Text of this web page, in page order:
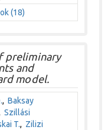
(18)
preliminary
and
model.
,Baksay
Szillási
T., Zilizi